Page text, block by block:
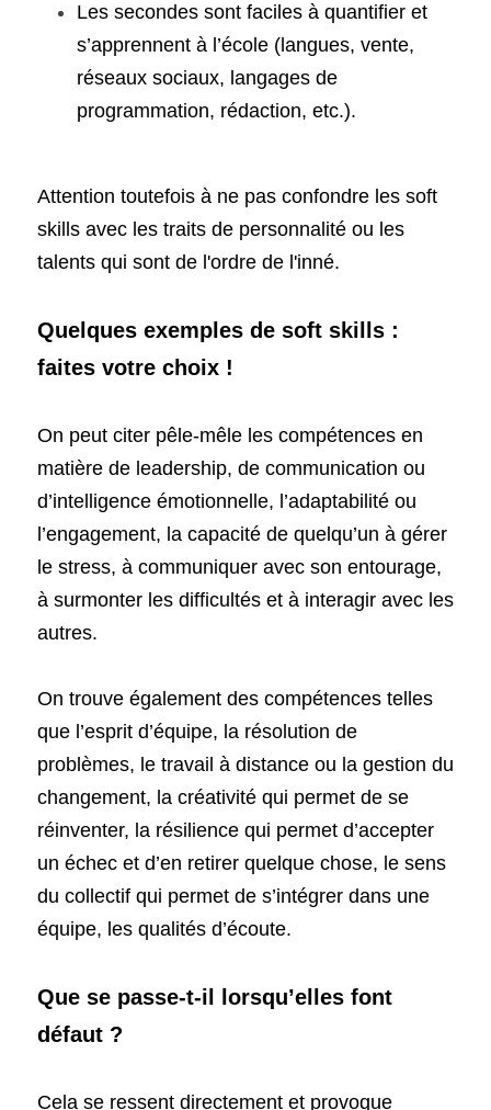
Les secondes sont faciles à quantifier et
s’apprennent à l’école (langues, vente,
réseaux sociaux, langages de
programmation, rédaction, etc.).
Attention toutefois à ne pas confondre les soft
skills avec les traits de personnalité ou les
talents qui sont de l'ordre de l'inné.
Quelques exemples de soft skills :
faites votre choix !
On peut citer pêle-mêle les compétences en
matière de leadership, de communication ou
d’intelligence émotionnelle, l’adaptabilité ou
l’engagement, la capacité de quelqu’un à gérer
le stress, à communiquer avec son entourage,
à surmonter les difficultés et à interagir avec les
autres.
On trouve également des compétences telles
que l’esprit d’équipe, la résolution de
problèmes, le travail à distance ou la gestion du
changement, la créativité qui permet de se
réinventer, la résilience qui permet d’accepter
un échec et d’en retirer quelque chose, le sens
du collectif qui permet de s’intégrer dans une
équipe, les qualités d’écoute.
Que se passe-t-il lorsqu’elles font
défaut ?
Cela se ressent directement et provoque